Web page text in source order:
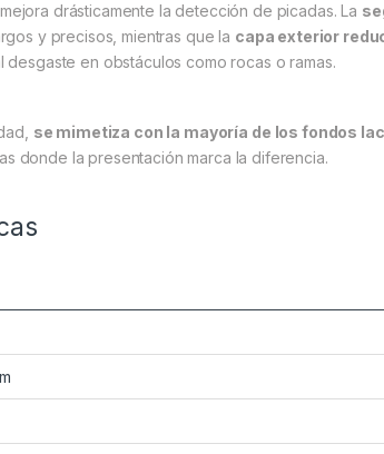
drásticamente la detección de picadas. La
y precisos, mientras que la capa exterior
desgaste en obstáculos como rocas o ramas.
se mimetiza con la mayoría de los fondos
donde la presentación marca la diferencia.